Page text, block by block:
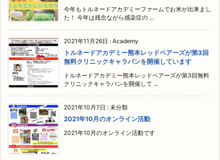
今年もトルネードアカデミーファームでお米が出来まし
た！ 今年は残念ながら感染症の ...
2021年11月26日 : Academy
トルネードアカデミー熊本レッドベアーズが第3回
無料クリニックキャラバンを開催しています
トルネードアカデミー熊本レッドベアーズが第3回無料
クリニックキャラバンを開催して ...
2021年10月7日 : 未分類
2021年10月のオンライン活動
2021年10月のオンライン活動です